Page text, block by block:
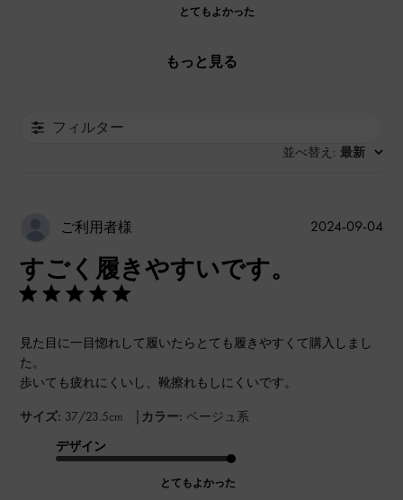
とてもよかった
もっと見る
フィルター
並べ替え : 最新
ご利用者様
すごく履きやすいです。
見た目に一目惚れして履いたらとても履きやすくて購入しまし
た。
歩いても疲れにくいし、靴擦れもしにくいです。
サイズ: 37/23.5cm | カラー: ベージュ系
デザイン
とてもよかった
公
2024-09-04